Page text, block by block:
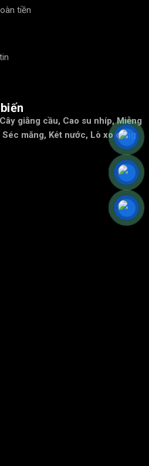
tiền
Cây giằng cầu, Cao su nhíp,Miễng
Séc măng, Két nước, Lò xo càng